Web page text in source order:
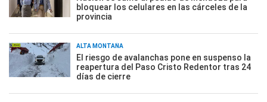
bloquear los celulares en las cárceles de la
provincia
ALTA MONTAÑA
El riesgo de avalanchas pone en suspenso la
reapertura del Paso Cristo Redentor tras 24
días de cierre